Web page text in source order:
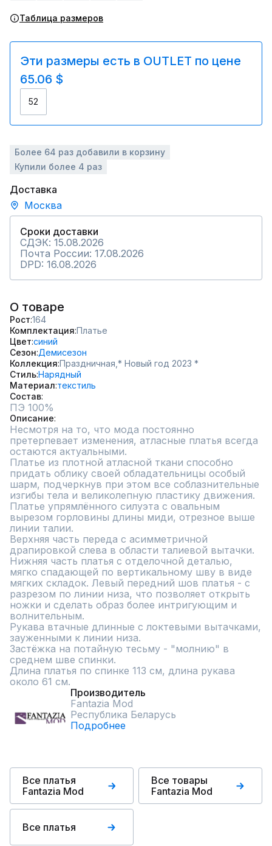
Таблица размеров
Эти размеры есть в OUTLET по цене
65.06 $
52
Более 64 раз добавили в корзину
Купили более 4 раз
Доставка
Москва
Сроки доставки
СДЭК: 15.08.2026
Почта России: 17.08.2026
DPD: 16.08.2026
О товаре
Рост 164
Комплектация Платье
Цвет синий
Сезон Демисезон
Коллекция Праздничная, * Новый год 2023 *
СтильНарядный
Материал текстиль
Состав
ПЭ 100%
Описание
Несмотря на то, что мода постоянно
претерпевает изменения, атласные платья всегда
остаются актуальными.
Платье из плотной атласной ткани способно
придать облику своей обладательницы особый
шарм, подчеркнув при этом все соблазнительные
изгибы тела и великолепную пластику движения.
Платье упрямлённого силуэта с овальным
вырезом горловины длины миди, отрезное выше
линии талии.
Верхняя часть переда с асимметричной
драпировкой слева в области талиевой вытачки.
Нижняя часть платья с отделочной деталью,
мягко спадающей по вертикальному шву в виде
мягких складок. Левый передний шов платья - с
разрезом по линии низа, что позволяет открыть
ножки и сделать образ более интригующим и
волнительным.
Рукава втачные длинные с локтевыми вытачками,
зауженными к линии низа.
Застёжка на потайную тесьму - "молнию" в
среднем шве спинки.
Длина платья по спинке 113 см, длина рукава
около 61 см.
Производитель
Fantazia Mod
Республика Беларусь
Подробнее
Все платья
Fantazia Mod
Все товары
Fantazia Mod
Все платья